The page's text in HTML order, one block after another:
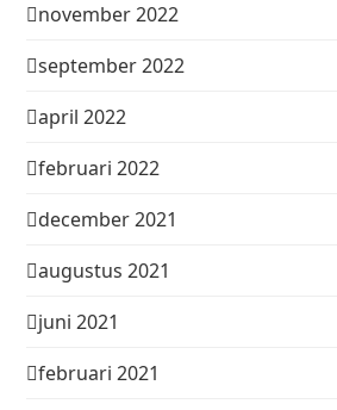
november 2022
september 2022
april 2022
februari 2022
december 2021
augustus 2021
juni 2021
februari 2021